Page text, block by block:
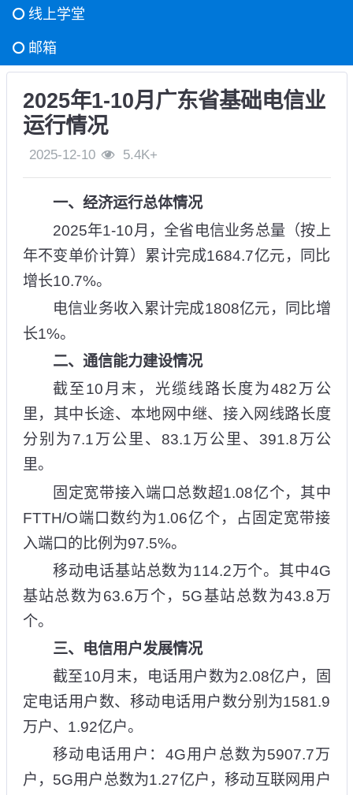
线上学堂
邮箱
2025年1-10月广东省基础电信业
运行情况
2025-12-10 5.4K+
一、经济运行总体情况
2025年1-10月，全省电信业务总量（按上
年不变单价计算）累计完成1684.7亿元，同比
增长10.7%。
电信业务收入累计完成1808亿元，同比增
长1%。
二、通信能力建设情况
截至10月末，光缆线路长度为482万公
里，其中长途、本地网中继、接入网线路长度
分别为7.1万公里、83.1万公里、391.8万公
里。
固定宽带接入端口总数超1.08亿个，其中
FTTH/O端口数约为1.06亿个，占固定宽带接
入端口的比例为97.5%。
移动电话基站总数为114.2万个。其中4G
基站总数为63.6万个，5G基站总数为43.8万
个。
三、电信用户发展情况
截至10月末，电话用户数为2.08亿户，固
定电话用户数、移动电话用户数分别为1581.9
万户、1.92亿户。
移动电话用户：4G用户总数为5907.7万
户，5G用户总数为1.27亿户，移动互联网用户